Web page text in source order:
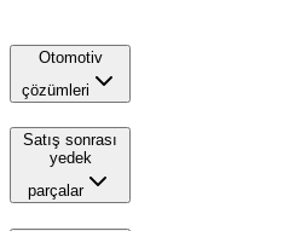
Otomotiv
çözümleri
Satış sonrası
yedek
parçalar